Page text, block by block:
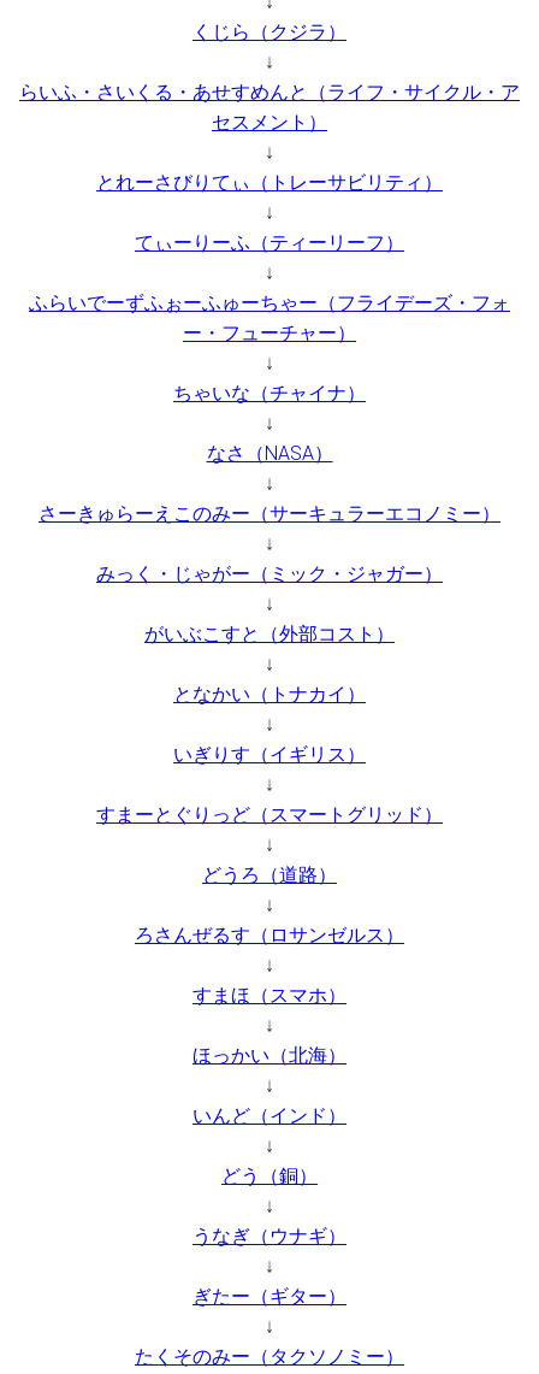
くじら（クジラ）
↓
らいふ・さいくる・あせすめんと（ライフ・サイクル・ア
セスメント）
↓
とれーさびりてぃ（トレーサビリティ）
↓
てぃーりーふ（ティーリーフ）
↓
ふらいでーずふぉーふゅーちゃー（フライデーズ・フォ
ー・フューチャー）
↓
ちゃいな（チャイナ）
↓
なさ（NASA）
↓
さーきゅらーえこのみー（サーキュラーエコノミー）
↓
みっく・じゃがー（ミック・ジャガー）
↓
がいぶこすと（外部コスト）
↓
となかい（トナカイ）
↓
いぎりす（イギリス）
↓
すまーとぐりっど（スマートグリッド）
↓
どうろ（道路）
↓
ろさんぜるす（ロサンゼルス）
↓
すまほ（スマホ）
↓
ほっかい（北海）
↓
いんど（インド）
↓
どう（銅）
↓
うなぎ（ウナギ）
↓
ぎたー（ギター）
↓
たくそのみー（タクソノミー）